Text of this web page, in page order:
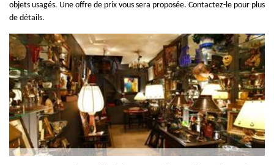
objets usagés. Une offre de prix vous sera proposée. Contactez-le pour plus
de détails.